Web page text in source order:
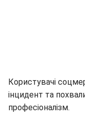
Користувачі
інцидент та
професіоналізм.